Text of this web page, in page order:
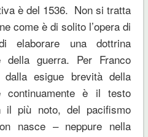
è del 1536. Non si tratta
come è di solito l’opera di
elaborare una dottrina
guerra. Per Franco
dalla esigue brevità della
continuamente è il testo
il più noto, del pacifismo
nasce – neppure nella